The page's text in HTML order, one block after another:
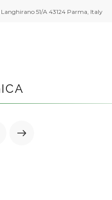
Langhirano 51/A 43124 Parma, Italy